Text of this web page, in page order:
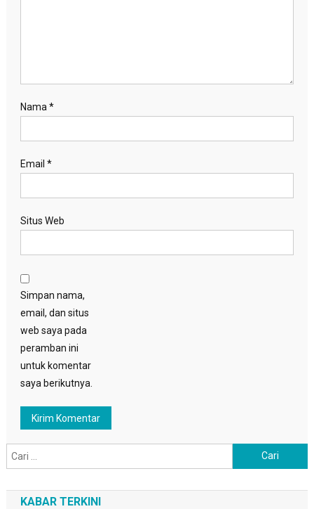
Nama *
Email *
Situs Web
Simpan nama,
email, dan situs
web saya pada
peramban ini
untuk komentar
saya berikutnya.
untuk:
KABAR TERKINI